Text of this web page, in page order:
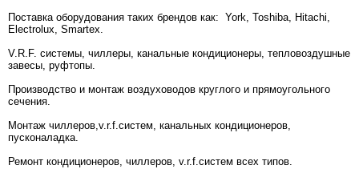
Поставка оборудования таких брендов как: York, Toshiba, Hitachi,
Electrolux, Smartex.
V.R.F. системы, чиллеры, канальные кондиционеры, тепловоздушные
завесы, руфтопы.
Производство и монтаж воздуховодов круглого и прямоугольного
сечения.
Монтаж чиллеров,v.r.f.систем, канальных кондиционеров,
пусконаладка.
Ремонт кондиционеров, чиллеров, v.r.f.систем всех типов.